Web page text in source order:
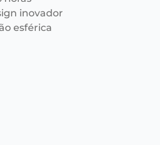
inovador
esférica